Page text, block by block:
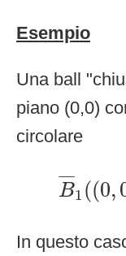
Esempio
Una ball
piano (0,0)
circolare
¯¯¯¯
B1 ((0,
In questo